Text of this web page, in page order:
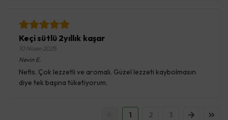
Keçi sütlü 2yıllık kaşar
10 Nisan 2025
Nevin E.
Nefis. Çok lezzetli ve aromalı. Güzel lezzeti kaybolmasın
diye tek başına tüketiyorum.
1 2 3